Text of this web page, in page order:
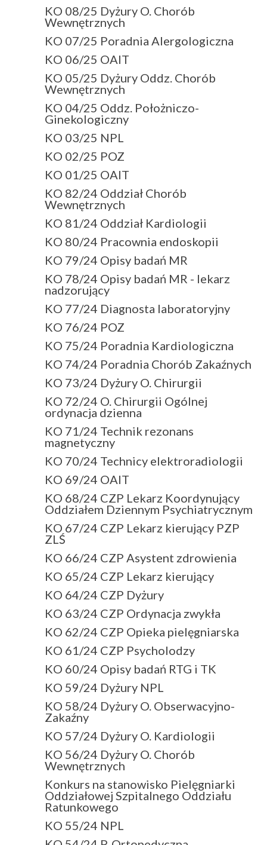
KO 08/25 Dyżury O. Chorób
Wewnętrznych
KO 07/25 Poradnia Alergologiczna
KO 06/25 OAIT
KO 05/25 Dyżury Oddz. Chorób
Wewnętrznych
KO 04/25 Oddz. Położniczo-
Ginekologiczny
KO 03/25 NPL
KO 02/25 POZ
KO 01/25 OAIT
KO 82/24 Oddział Chorób
Wewnętrznych
KO 81/24 Oddział Kardiologii
KO 80/24 Pracownia endoskopii
KO 79/24 Opisy badań MR
KO 78/24 Opisy badań MR - lekarz
nadzorujący
KO 77/24 Diagnosta laboratoryjny
KO 76/24 POZ
KO 75/24 Poradnia Kardiologiczna
KO 74/24 Poradnia Chorób Zakaźnych
KO 73/24 Dyżury O. Chirurgii
KO 72/24 O. Chirurgii Ogólnej
ordynacja dzienna
KO 71/24 Technik rezonans
magnetyczny
KO 70/24 Technicy elektroradiologii
KO 69/24 OAIT
KO 68/24 CZP Lekarz Koordynujący
Oddziałem Dziennym Psychiatrycznym
KO 67/24 CZP Lekarz kierujący PZP
ZLŚ
KO 66/24 CZP Asystent zdrowienia
KO 65/24 CZP Lekarz kierujący
KO 64/24 CZP Dyżury
KO 63/24 CZP Ordynacja zwykła
KO 62/24 CZP Opieka pielęgniarska
KO 61/24 CZP Psycholodzy
KO 60/24 Opisy badań RTG i TK
KO 59/24 Dyżury NPL
KO 58/24 Dyżury O. Obserwacyjno-
Zakaźny
KO 57/24 Dyżury O. Kardiologii
KO 56/24 Dyżury O. Chorób
Wewnętrznych
Konkurs na stanowisko Pielęgniarki
Oddziałowej Szpitalnego Oddziału
Ratunkowego
KO 55/24 NPL